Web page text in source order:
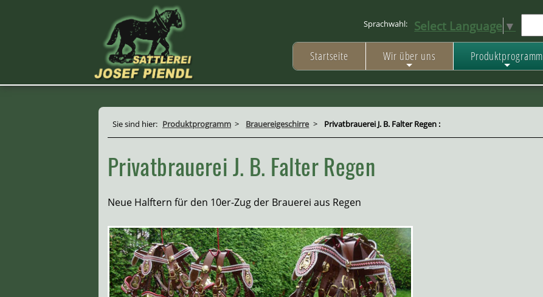
Sprachwahl: Select Language ▼
Startseite Wir über uns Produktprogramm
Sie sind hier: Produktprogramm > Brauereigeschirre > Privatbrauerei J. B. Falter Regen :
Privatbrauerei J. B. Falter Regen
Neue Halftern für den 10er-Zug der Brauerei aus Regen